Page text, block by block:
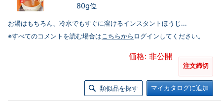
80g位
お湯はもちろん、冷水でもすぐに溶けるインスタントほうじ...
※すべてのコメントを読む場合はこちらから ログインしてください。
価格: 非公開
注文締切
類似品を探す マイカタログに追加